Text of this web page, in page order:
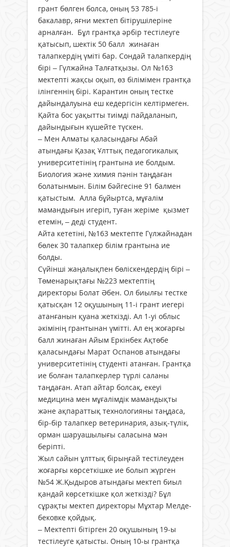
грант бөлген болса, оның 53 785-і
бакалавр, яғни мектеп бітірушілеріне
арналған. Бұл грантқа әрбір тестілеуге
қатысып, шектік 50 балл жинаған
талапкердің үміті бар. Сондай талапкердің
бірі – Гүлжайна Талғатқызы. Ол №163
мектепті жақсы оқып, өз білімімен грантқа
ілінгеннің бірі. Карантин оның тестке
дайындалуына еш кедергісін келтір­меген.
Қайта бос уақытты тиімді пайда­ланып,
дайындығын күшейте түскен.
– Мен Алматы қаласындағы Абай
атындағы Қазақ Ұлттық педагогикалық
университетінің грантына ие болдым.
Биология және химия пәнін таңдаған
болатынмын. Білім бәйгесіне 91 бал­мен
қатыстым. Алла бұйыртса, мұғалім
мамандығын игеріп, туған жеріме қызмет
етемін, – деді студент.
Айта кететіні, №163 мектепте Гүлжайнадан
бөлек 30 талапкер білім грантына ие
болды.
Сүйінші жаңалықпен бөліскен­дердің бірі –
Төменарықтағы №223 мектептің
директоры Болат Әбен. Ол биылғы тестке
қатысқан 12 оқушының 11-і грант иегері
атанғанын қуана жеткізді. Ал 1-уі облыс
әкімінің грантынан үмітті. Ал ең жоғарғы
балл жинаған Айым Еркінбек Ақтөбе
қаласындағы Марат Оспанов атындағы
университетінің студенті атанған. Грантқа
ие болған талапкерлер түрлі саланы
таңдаған. Атап айтар болсақ, екеуі
медицина мен мұғалімдік мамандықты
және ақпараттық технологияны таңдаса,
бір-бір талапкер ветеринария, азық-түлік,
орман шаруашылығы саласына мән
беріпті.
Жыл сайын ұлттық бірыңғай тес­тілеуден
жоғарғы көрсеткішке ие болып жүрген
№54 Ж.Қыдыров атындағы мектеп биыл
қандай көрсеткішке қол жеткізді? Бұл
сұрақ­­ты мектеп директоры Мұхтар Мелде­
бековке қойдық.
– Мектепті бітірген 20 оқушының 19-ы
тестілеуге қатысты. Оның 10-ы грантқа